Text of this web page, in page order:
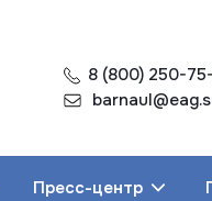
8 (800) 250-
Пресс-центр